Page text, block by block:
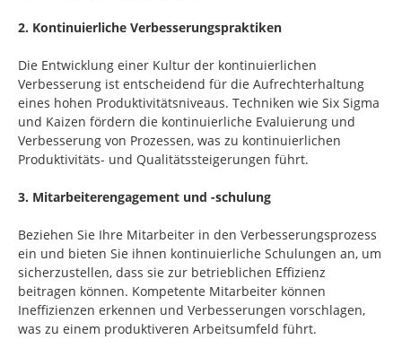
2. Kontinuierliche Verbesserungspraktiken
Die Entwicklung einer Kultur der kontinuierlichen
Verbesserung ist entscheidend für die Aufrechterhaltung
eines hohen Produktivitätsniveaus. Techniken wie Six Sigma
und Kaizen fördern die kontinuierliche Evaluierung und
Verbesserung von Prozessen, was zu kontinuierlichen
Produktivitäts- und Qualitätssteigerungen führt.
3. Mitarbeiterengagement und -schulung
Beziehen Sie Ihre Mitarbeiter in den Verbesserungsprozess
ein und bieten Sie ihnen kontinuierliche Schulungen an, um
sicherzustellen, dass sie zur betrieblichen Effizienz
beitragen können. Kompetente Mitarbeiter können
Ineffizienzen erkennen und Verbesserungen vorschlagen,
was zu einem produktiveren Arbeitsumfeld führt.